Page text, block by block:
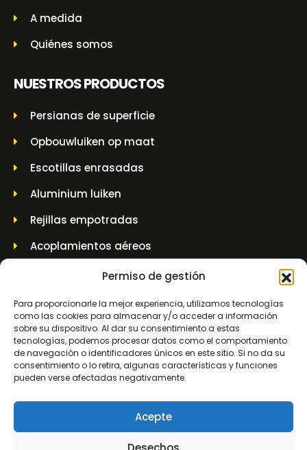
Permiso de gestión
Para proporcionarle la mejor experiencia, utilizamos tecnologías
como las cookies para almacenar y/o acceder a información
sobre su dispositivo. Al dar su consentimiento a estas
tecnologías, podemos procesar datos como el comportamiento
de navegación o identificadores únicos en este sitio. Si no da su
consentimiento o lo retira, algunas características y funciones
pueden verse afectadas negativamente.
Acepte
A medida
Quiénes somos
NUESTROS PRODUCTOS
Persianas de superficie
Opbouwluiken op maat
Escotillas enrasadas
Aluminium luiken
Rejillas empotradas
Acoplamientos aéreos
Casquillo de pared
Tarros elevadores y tarros de husillo
INFORMACIÓN DE CONTACTO
Molenwerf 5 1911 DB Uitgeest
info@bezo.nl
+31(0)251-311208